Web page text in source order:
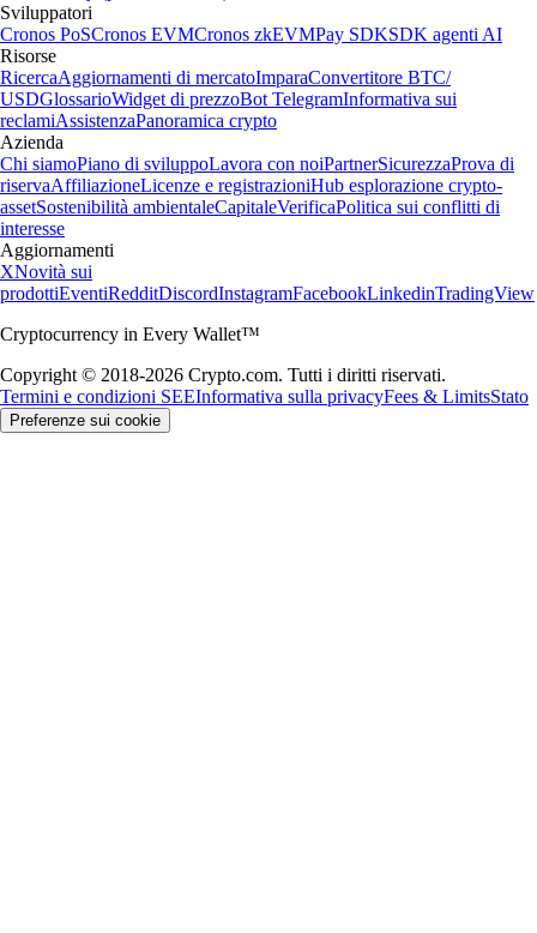
Sviluppatori
Cronos PoSCronos EVMCronos zkEVMPay SDKSDK agenti AI
Risorse
RicercaAggiornamenti di mercatoImparaConvertitore BTC/
USDGlossarioWidget di prezzoBot TelegramInformativa sui
reclamiAssistenzaPanoramica crypto
Azienda
Chi siamoPiano di sviluppoLavora con noiPartnerSicurezzaProva di
riservaAffiliazioneLicenze e registrazioniHub esplorazione crypto-
assetSostenibilità ambientaleCapitaleVerificaPolitica sui conflitti di
interesse
Aggiornamenti
XNovità sui
prodottiEventiRedditDiscordInstagramFacebookLinkedinTradingView
Cryptocurrency in Every Wallet™
Copyright © 2018-2026 Crypto.com. Tutti i diritti riservati.
Termini e condizioni SEEInformativa sulla privacyFees & LimitsStato
Preferenze sui cookie